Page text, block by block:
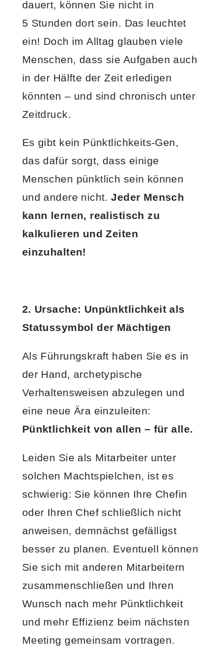
dauert, können Sie nicht in
5 Stunden dort sein. Das leuchtet
ein! Doch im Alltag glauben viele
Menschen, dass sie Aufgaben auch
in der Hälfte der Zeit erledigen
könnten – und sind chronisch unter
Zeitdruck.
Es gibt kein Pünktlichkeits-Gen,
das dafür sorgt, dass einige
Menschen pünktlich sein können
und andere nicht.Jeder Mensch
kann lernen, realistisch zu
kalkulieren und Zeiten
einzuhalten!
2. Ursache: Unpünktlichkeit als
Statussymbol der Mächtigen
Als Führungskraft haben Sie es in
der Hand, archetypische
Verhaltensweisen abzulegen und
eine neue Ära einzuleiten:
Pünktlichkeit von allen – für alle.
Leiden Sie als Mitarbeiter unter
solchen Machtspielchen, ist es
schwierig: Sie können Ihre Chefin
oder Ihren Chef schließlich nicht
anweisen, demnächst gefälligst
besser zu planen. Eventuell können
Sie sich mit anderen Mitarbeitern
zusammenschließen und Ihren
Wunsch nach mehr Pünktlichkeit
und mehr Effizienz beim nächsten
Meeting gemeinsam vortragen.